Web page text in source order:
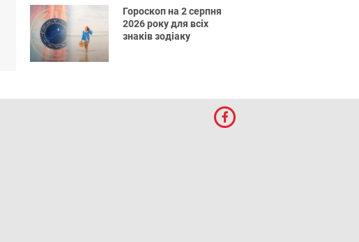
Гороскоп на 2 серпня
2026 року для всіх
знаків зодіаку